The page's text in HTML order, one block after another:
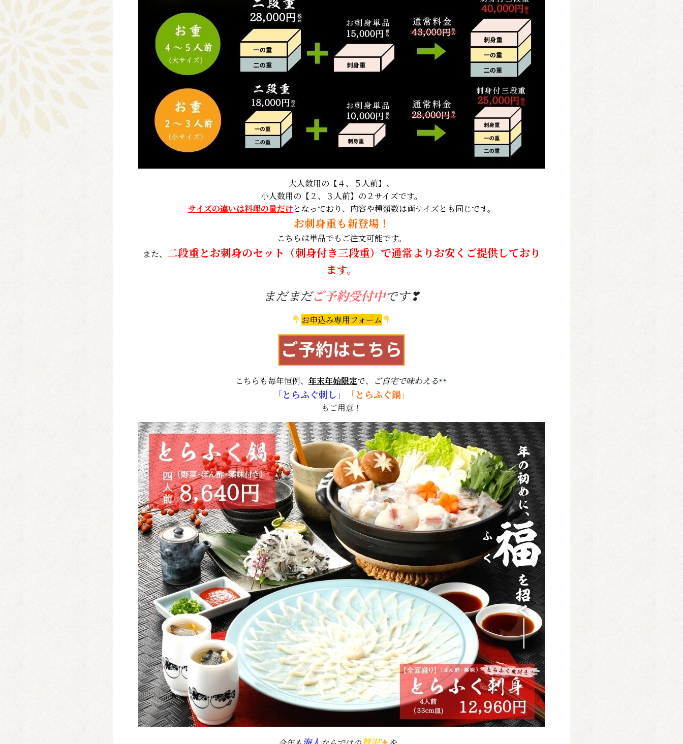
大人数用の【４、５人前】、
小人数用の【２、３人前】の２サイズです。
サイズの違いは料理の量だけとなっており、内容や種類数は両サイズとも同じです。
お刺身重も新登場！
こちらは単品でもご注文可能です。
また、 二段重とお刺身のセット（刺身付き三段重）で通常よりお安くご提供しており
ます。
まだまだご予約受付中です❣
お申込み専用フォーム
こちらも毎年恒例、 年末年始限定で、 ご自宅で味わえる
「とらふぐ刺し」 「とらふぐ鍋」
もご用意！